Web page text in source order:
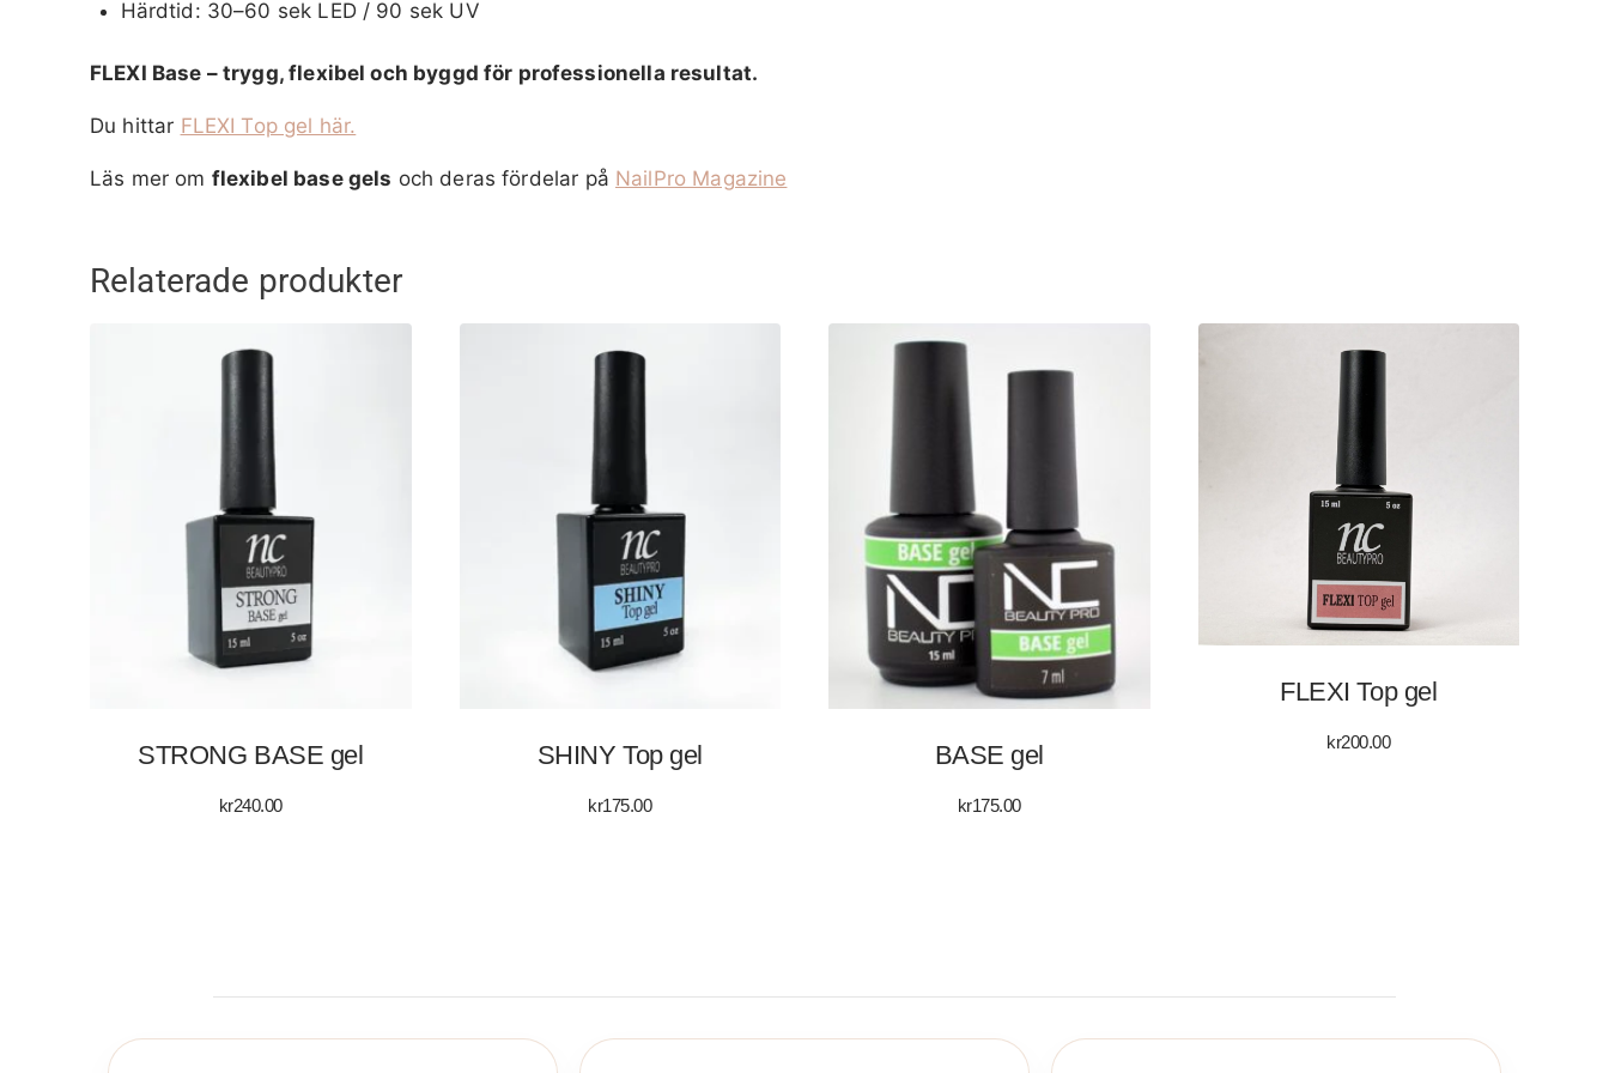
Härdtid: 30–60 sek LED / 90 sek UV
FLEXI Base – trygg, flexibel och byggd för professionella resultat.
Du hittar FLEXI Top gel här.
Läs mer om flexibel base gels och deras fördelar på NailPro Magazine
Relaterade produkter
STRONG BASE gel
kr240.00
SHINY Top gel
kr175.00
BASE gel
kr175.00
FLEXI Top gel
kr200.00